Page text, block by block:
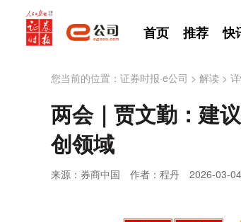
首页 推荐 快
您当前的位置： 证券时报·e公司 > 解读 >
两会｜贾文勤：建
创领域
来源：券商中国 作者：程丹 2026-03-